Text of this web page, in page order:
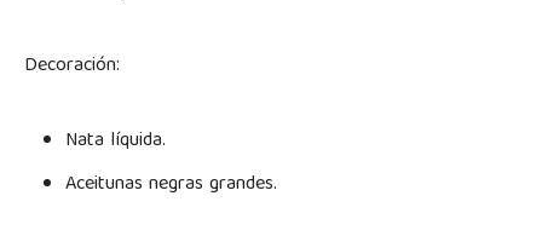
Decoración:
Nata líquida.
Aceitunas negras grandes.